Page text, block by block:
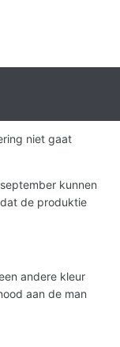
niet gaat
kunnen
de produktie
andere kleur
aan de man